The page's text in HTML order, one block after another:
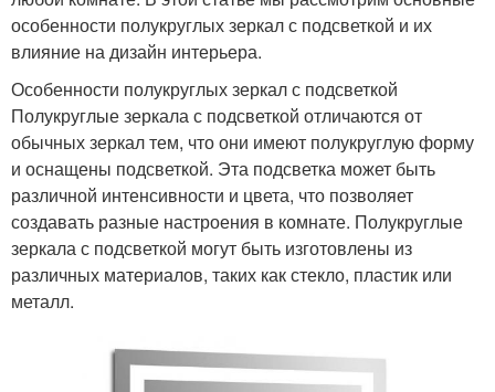
особенности полукруглых зеркал с подсветкой и их
влияние на дизайн интерьера.
Особенности полукруглых зеркал с подсветкой
Полукруглые зеркала с подсветкой отличаются от
обычных зеркал тем, что они имеют полукруглую форму
и оснащены подсветкой. Эта подсветка может быть
различной интенсивности и цвета, что позволяет
создавать разные настроения в комнате. Полукруглые
зеркала с подсветкой могут быть изготовлены из
различных материалов, таких как стекло, пластик или
металл.